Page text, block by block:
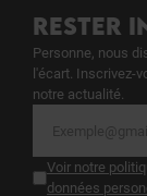
RESTER
Personne, nous
l'écart. Inscrivez-
notre actualité.
Voir notre
données